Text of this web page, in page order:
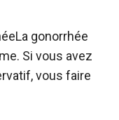
gonorrhée
Si vous avez
vous faire